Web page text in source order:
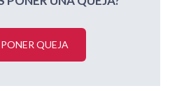
PONER QUEJA